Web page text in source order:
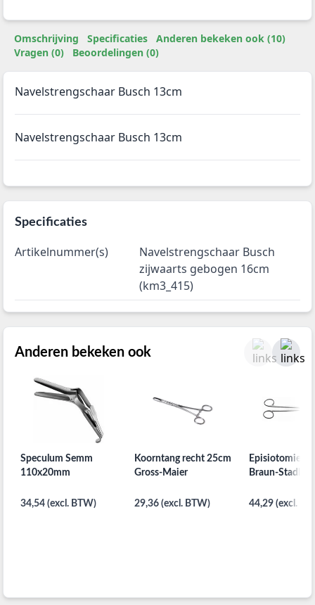
Omschrijving Specificaties
Anderen bekeken ook (10)
Vragen (0)
Beoordelingen (0)
Navelstrengschaar Busch 13cm
Navelstrengschaar Busch 13cm
Specificaties
Artikelnummer(s)
Navelstrengschaar Busch
zijwaarts gebogen 16cm
(km3_415)
Anderen bekeken ook
Speculum Semm
110x20mm
34,54 (excl. BTW)
Koorntang recht 25cm
Gross-Maier
29,36 (excl. BTW)
Braun-Stadler
44,29 (excl.